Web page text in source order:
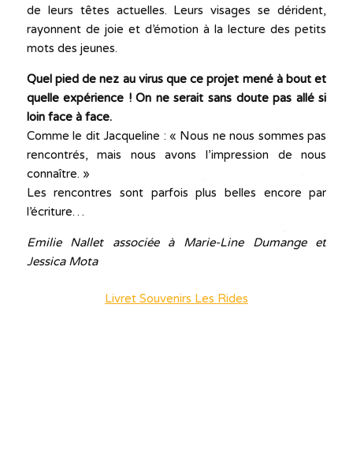
de leurs têtes actuelles. Leurs visages se dérident,
rayonnent de joie et d’émotion à la lecture des petits
mots des jeunes.
Quel pied de nez au virus que ce projet mené à bout et
quelle expérience ! On ne serait sans doute pas allé si
loin face à face.
Comme le dit Jacqueline : « Nous ne nous sommes pas
rencontrés, mais nous avons l’impression de nous
connaître. »
Les rencontres sont parfois plus belles encore par
l’écriture…
Emilie Nallet associée à Marie-Line Dumange et
Jessica Mota
Livret Souvenirs Les Rides